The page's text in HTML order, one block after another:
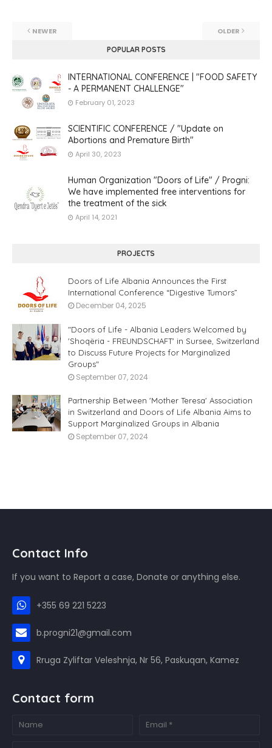
NEWER OLDER
POPULAR POSTS
INTERNATIONAL CONFERENCE | "FOOD SAFETY
- A PERMANENT CHALLENGE"
February 01, 2023
SCIENTIFIC CONFERENCE / "Update on
Abortions and Premature Birth"
April 30, 2023
Human Organization "Doors of Life" / Progni:
We have implemented free interventions for
the treatment of the sick
April 14, 2021
PROJECTS
Doors of Life Albania Announces the First
International Conference “Digestive Tumors”
December 04, 2025
"Doors of Life - Albania Leaders Welcomed by
'Shoqëria - FREUNDSCHAFT' in Sursee, Switzerland
to Discuss Future Projects for Marginalized
Groups"
September 07, 2024
Partnership Between 'Mother Teresa' Association
in Switzerland and Doors of Life Albania Aims to
Support Marginalized Groups in Albania
September 07, 2024
Contact Info
If you want to Report a case, Donate or anything else.
+355 69 221 5223
b.progni21@gmail.com
Rruga Zyliftar Veleshnja, Nr 56, Paskuqan, Kamez
Contact form